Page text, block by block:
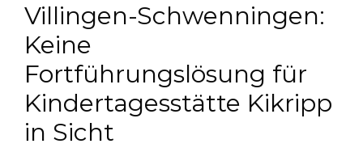
Villingen-Schwenningen:
Keine
Fortführungslösung für
Kindertagesstätte Kikripp
in Sicht